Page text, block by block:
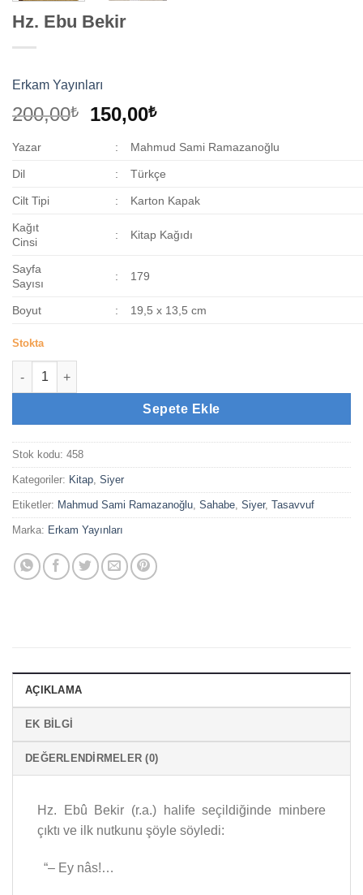
Hz. Ebu Bekir
Erkam Yayınları
200,00₺
Orijinal
200,00₺.
150,00₺Şu
fiyat:
150,00₺.
Yazar : Mahmud Sami Ramazanoğlu
Dil : Türkçe
Cilt Tipi : Karton Kapak
Kağıt
Cinsi
: Kitap Kağıdı
Sayfa
Sayısı
: 179
Boyut : 19,5 x 13,5 cm
Stokta
Hz. Ebu Bekir adet
Sepete Ekle
Stok kodu: 458
Kategoriler: Kitap, Siyer
Etiketler: Mahmud Sami Ramazanoğlu, Sahabe, Siyer, Tasavvuf
Marka: Erkam Yayınları
AÇIKLAMA
EK BILGI
DEĞERLENDIRMELER (0)
Hz. Ebû Bekir (r.a.) halife seçildiğinde minbere
çıktı ve ilk nutkunu şöyle söyledi:
“– Ey nâs!…